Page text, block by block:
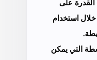
القدرة على
خلال استخدام
التي يمكن